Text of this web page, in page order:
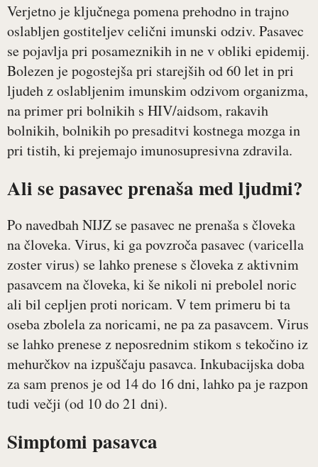
Verjetno je ključnega pomena prehodno in trajno
oslabljen gostiteljev celični imunski odziv. Pasavec
se pojavlja pri posameznikih in ne v obliki epidemij.
Bolezen je pogostejša pri starejših od 60 let in pri
ljudeh z oslabljenim imunskim odzivom organizma,
na primer pri bolnikih s HIV/aidsom, rakavih
bolnikih, bolnikih po presaditvi kostnega mozga in
pri tistih, ki prejemajo imunosupresivna zdravila.
Ali se pasavec prenaša med ljudmi?
Po navedbah NIJZ se pasavec ne prenaša s človeka
na človeka. Virus, ki ga povzroča pasavec (varicella
zoster virus) se lahko prenese s človeka z aktivnim
pasavcem na človeka, ki še nikoli ni prebolel noric
ali bil cepljen proti noricam. V tem primeru bi ta
oseba zbolela za noricami, ne pa za pasavcem. Virus
se lahko prenese z neposrednim stikom s tekočino iz
mehurčkov na izpuščaju pasavca. Inkubacijska doba
za sam prenos je od 14 do 16 dni, lahko pa je razpon
tudi večji (od 10 do 21 dni).
Simptomi pasavca